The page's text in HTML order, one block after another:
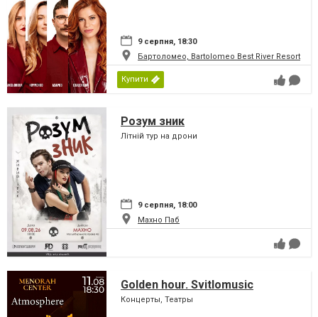
9 серпня, 18:30
Бартоломео, Bartolomeo Best River Resort
Купити
Розум зник
Літній тур на дрони
9 серпня, 18:00
Махно Паб
Golden hour. Svitlomusic
Концерты, Театры